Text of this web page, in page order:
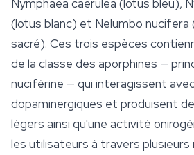
Nymphaea caerulea (lotus bleu),
(lotus blanc) et Nelumbo nucifera
sacré). Ces trois espèces
de la classe des aporphines —
nuciférine — qui interagissent
dopaminergiques et produisent
légers ainsi qu'une activité
les utilisateurs à travers plusieurs